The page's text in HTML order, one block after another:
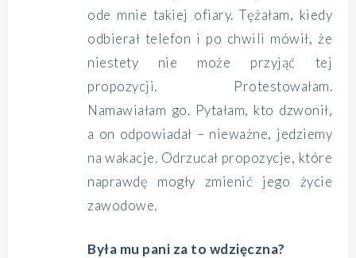
ode mnie takiej ofiary. Tężałam, kiedy
odbierał telefon i po chwili mówił, że
niestety nie może przyjąć tej
propozycji. Protestowałam.
Namawiałam go. Pytałam, kto dzwonił,
a on odpowiadał – nieważne, jedziemy
na wakacje. Odrzucał propozycje, które
naprawdę mogły zmienić jego życie
zawodowe.
Była mu pani za to wdzięczna?